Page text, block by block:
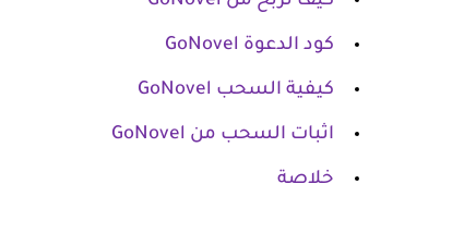
كود الدعوة GoNovel
كيفية السحب GoNovel
اثبات السحب من GoNovel
خلاصة